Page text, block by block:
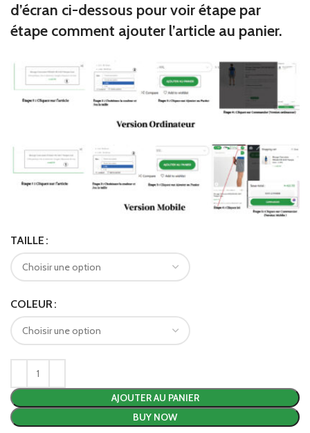
d’écran ci-dessous pour voir étape par
étape comment ajouter l’article au panier.
TAILLE
COLEUR
AJOUTER AU PANIER
BUY NOW